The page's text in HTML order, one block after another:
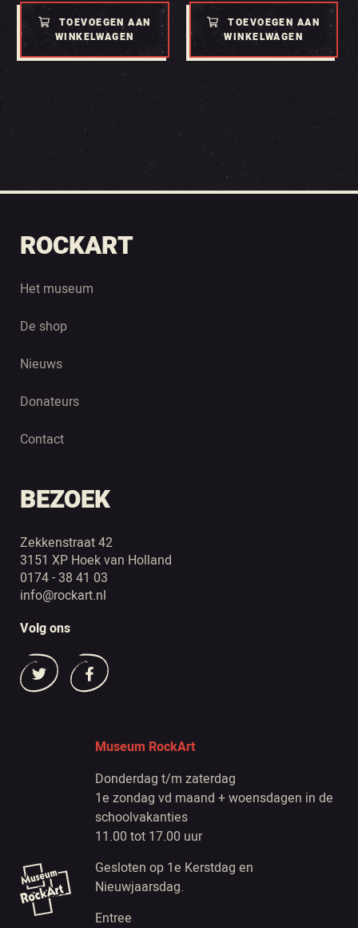
TOEVOEGEN AAN
WINKELWAGEN
TOEVOEGEN AAN
WINKELWAGEN
ROCKART
Het museum
De shop
Nieuws
Donateurs
Contact
BEZOEK
Zekkenstraat 42
3151 XP Hoek van Holland
0174 - 38 41 03
info@rockart.nl
Volg ons
Museum RockArt
Donderdag t/m zaterdag
1e zondag vd maand + woensdagen in de
schoolvakanties
11.00 tot 17.00 uur
Gesloten op 1e Kerstdag en
Nieuwjaarsdag.
Entree